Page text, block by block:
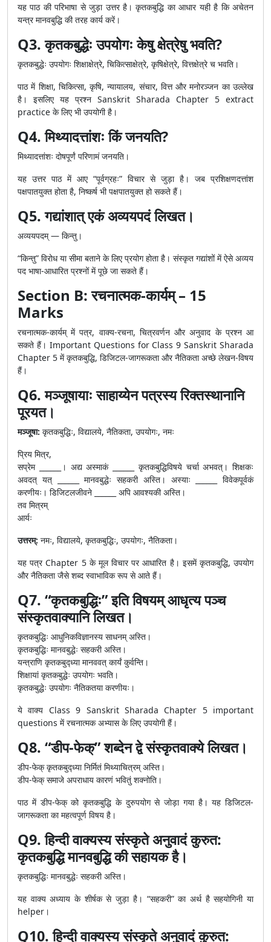
यह पाठ की परिभाषा से जुड़ा उत्तर है। कृतकबुद्धि का आधार यही है कि अचेतन
यन्त्र मानवबुद्धि की तरह कार्य करें।
Q3. कृतकबुद्धेः उपयोगः केषु क्षेत्रेषु भवति?
कृतकबुद्धेः उपयोगः शिक्षाक्षेत्रे, चिकित्साक्षेत्रे, कृषिक्षेत्रे, वित्तक्षेत्रे च भवति।
पाठ में शिक्षा, चिकित्सा, कृषि, न्यायालय, संचार, वित्त और मनोरञ्जन का उल्लेख
है। इसलिए यह प्रश्न Sanskrit Sharada Chapter 5 extract
practice के लिए भी उपयोगी है।
Q4. मिथ्यादत्तांशः किं जनयति?
मिथ्यादत्तांशः दोषपूर्णं परिणामं जनयति।
यह उत्तर पाठ में आए “पूर्वग्रहः” विचार से जुड़ा है। जब प्रशिक्षणदत्तांश
पक्षपातयुक्त होता है, निष्कर्ष भी पक्षपातयुक्त हो सकते हैं।
Q5. गद्यांशात् एकं अव्ययपदं लिखत।
अव्ययपदम् — किन्तु।
“किन्तु” विरोध या सीमा बताने के लिए प्रयोग होता है। संस्कृत गद्यांशों में ऐसे अव्यय
पद भाषा-आधारित प्रश्नों में पूछे जा सकते हैं।
Section B: रचनात्मक-कार्यम् – 15
Marks
रचनात्मक-कार्यम् में पत्र, वाक्य-रचना, चित्रवर्णन और अनुवाद के प्रश्न आ
सकते हैं। Important Questions for Class 9 Sanskrit Sharada
Chapter 5 में कृतकबुद्धि, डिजिटल-जागरूकता और नैतिकता अच्छे लेखन-विषय
हैं।
Q6. मञ्जूषायाः साहाय्येन पत्रस्य रिक्तस्थानानि
पूरयत।
मञ्जूषा: कृतकबुद्धिः, विद्यालये, नैतिकता, उपयोगः, नमः
प्रिय मित्र,
सप्रेम ______। अद्य अस्माकं ______ कृतकबुद्धिविषये चर्चा अभवत्। शिक्षकः
अवदत् यत् ______ मानवबुद्धेः सहकरी अस्ति। अस्याः ______ विवेकपूर्वकं
करणीयः। डिजिटलजीवने ______ अपि आवश्यकी अस्ति।
तव मित्रम्
आर्यः
उत्तरम्: नमः, विद्यालये, कृतकबुद्धिः, उपयोगः, नैतिकता।
यह पत्र Chapter 5 के मूल विचार पर आधारित है। इसमें कृतकबुद्धि, उपयोग
और नैतिकता जैसे शब्द स्वाभाविक रूप से आते हैं।
Q7. “कृतकबुद्धिः” इति विषयम् आधृत्य पञ्च
संस्कृतवाक्यानि लिखत।
कृतकबुद्धिः आधुनिकविज्ञानस्य साधनम् अस्ति।
कृतकबुद्धिः मानवबुद्धेः सहकरी अस्ति।
यन्त्राणि कृतकबुद्ध्या मानववत् कार्यं कुर्वन्ति।
शिक्षायां कृतकबुद्धेः उपयोगः भवति।
कृतकबुद्धेः उपयोगः नैतिकतया करणीयः।
ये वाक्य Class 9 Sanskrit Sharada Chapter 5 important
questions में रचनात्मक अभ्यास के लिए उपयोगी हैं।
Q8. “डीप-फेक्” शब्देन द्वे संस्कृतवाक्ये लिखत।
डीप-फेक् कृतकबुद्ध्या निर्मितं मिथ्याचित्रम् अस्ति।
डीप-फेक् समाजे अपराधाय कारणं भवितुं शक्नोति।
पाठ में डीप-फेक् को कृतकबुद्धि के दुरुपयोग से जोड़ा गया है। यह डिजिटल-
जागरूकता का महत्वपूर्ण विषय है।
Q9. हिन्दी वाक्यस्य संस्कृते अनुवादं कुरुत:
कृतकबुद्धि मानवबुद्धि की सहायक है।
कृतकबुद्धिः मानवबुद्धेः सहकरी अस्ति।
यह वाक्य अध्याय के शीर्षक से जुड़ा है। “सहकरी” का अर्थ है सहयोगिनी या
helper।
Q10. हिन्दी वाक्यस्य संस्कृते अनुवादं कुरुत: